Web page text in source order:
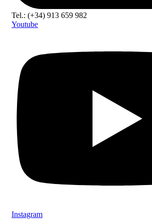
Tel.: (+34) 913 659 982
Youtube
Instagram